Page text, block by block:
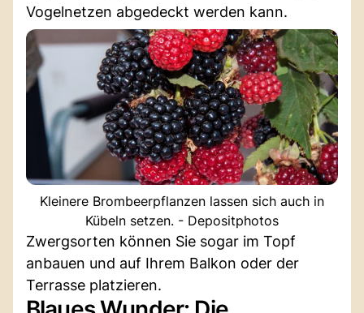
Vogelnetzen abgedeckt werden kann.
Kleinere Brombeerpflanzen lassen sich auch in
Kübeln setzen. - Depositphotos
Zwergsorten können Sie sogar im Topf
anbauen und auf Ihrem Balkon oder der
Terrasse platzieren.